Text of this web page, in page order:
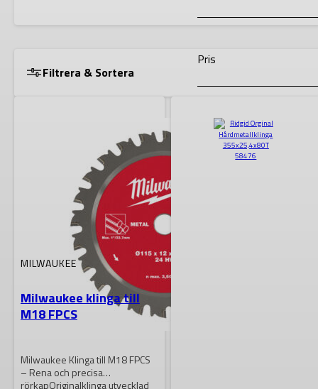
Filtrera & Sortera
Pris
Lagerstatus
MILWAUKEE
Milwaukee klinga till
M18 FPCS
Milwaukee Klinga till M18 FPCS
– Rena och precisa
rörkapOriginalklinga utvecklad